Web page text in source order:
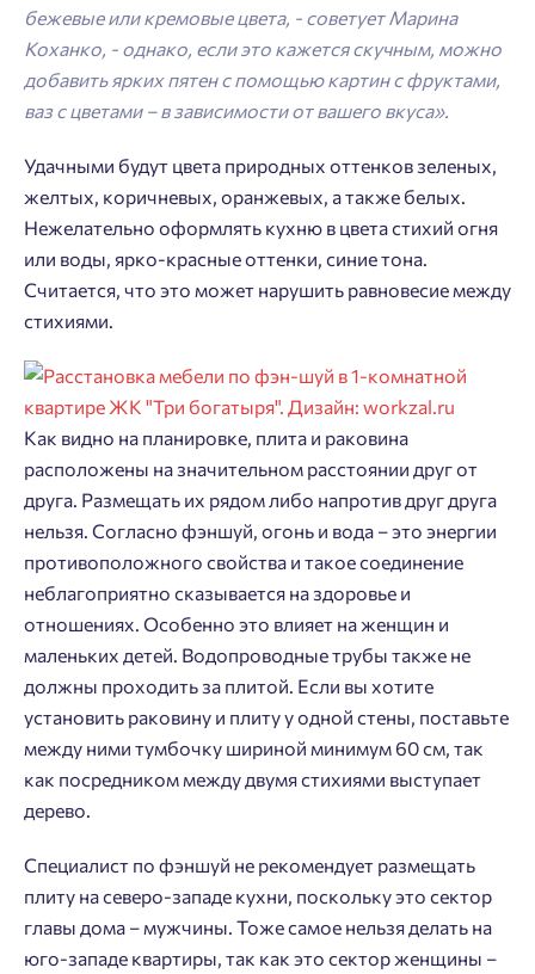
бежевые или кремовые цвета, - советует Марина
Коханко, - однако, если это кажется скучным, можно
добавить ярких пятен с помощью картин с фруктами,
ваз с цветами – в зависимости от вашего вкуса».
Удачными будут цвета природных оттенков зеленых,
желтых, коричневых, оранжевых, а также белых.
Нежелательно оформлять кухню в цвета стихий огня
или воды, ярко-красные оттенки, синие тона.
Считается, что это может нарушить равновесие между
стихиями.
Как видно на планировке, плита и раковина
расположены на значительном расстоянии друг от
друга. Размещать их рядом либо напротив друг друга
нельзя. Согласно фэншуй, огонь и вода – это энергии
противоположного свойства и такое соединение
неблагоприятно сказывается на здоровье и
отношениях. Особенно это влияет на женщин и
маленьких детей. Водопроводные трубы также не
должны проходить за плитой. Если вы хотите
установить раковину и плиту у одной стены, поставьте
между ними тумбочку шириной минимум 60 см, так
как посредником между двумя стихиями выступает
дерево.
Специалист по фэншуй не рекомендует размещать
плиту на северо-западе кухни, поскольку это сектор
главы дома – мужчины. Тоже самое нельзя делать на
юго-западе квартиры, так как это сектор женщины –
Телефон
Согласен на обработкуперсональных данных
Согласен получать информационную рассылку
Отправить
Добро пожаловать в личный
кабинет
Добавляйте планировки в избранное
Делитесь подборками
Больше никаких паролей! Введите номер
телефона, кликнув на кнопку «Войти» ниже
и мы вышлем вам одноразовый код
подтверждения.
Войти
Личный кабинет
Введите номер телефона, чтобы войти или
Телефон
Личный кабинет
Мы отправили код на номер .
Выслать код повторно через 00:58.
Выбор города
Краснодар
Пермь
Ростов-на-Дону
Екатеринбург
Астрахань
Нет времени выбирать?
Подбор квартиры за 3 минуты
Начать